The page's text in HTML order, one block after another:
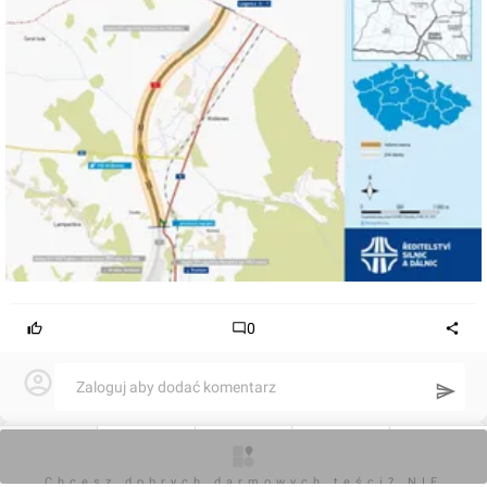
budowlany),
Jawora – 12 km (uzyskana decyzja lokalizacyjna; do
Bolkowa – 5,5 km (do 2008).
0
Zaloguj aby dodać komentarz
Droga ekspresowa S3 Świnoujście - Lubawka
Chcesz dobrych darmowych teści? NIE